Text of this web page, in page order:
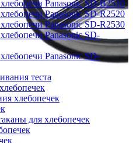
Panasonic SD-B2510
Panasonic SD-R2520
Panasonic SD-R2530
Panasonic SD-
Panasonic SD-
теста
хлебопечек
для хлебопечек